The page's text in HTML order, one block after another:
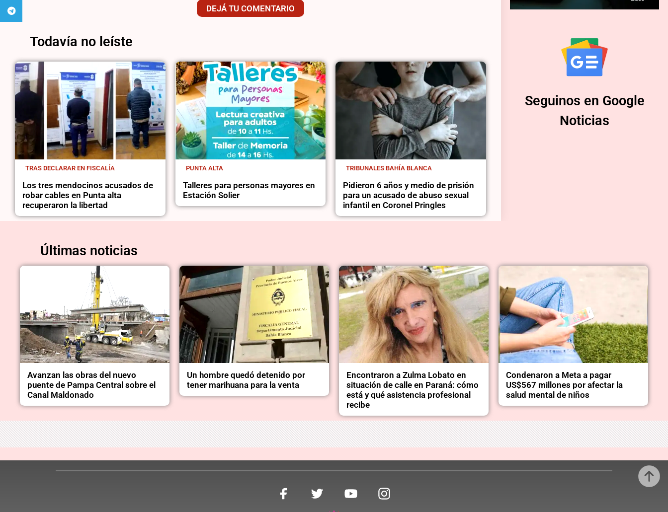
DEJÁ TU COMENTARIO
Todavía no leíste
TRAS DECLARAR EN FISCALÍA
Los tres mendocinos acusados de
robar cables en Punta alta
recuperaron la libertad
PUNTA ALTA
Talleres para personas mayores en
Estación Solier
TRIBUNALES BAHÍA BLANCA
Pidieron 6 años y medio de prisión
para un acusado de abuso sexual
infantil en Coronel Pringles
Seguinos en Google
Noticias
Últimas noticias
Avanzan las obras del nuevo
puente de Pampa Central sobre el
Canal Maldonado
Un hombre quedó detenido por
tener marihuana para la venta
Encontraron a Zulma Lobato en
situación de calle en Paraná: cómo
está y qué asistencia profesional
recibe
Condenaron a Meta a pagar
US$567 millones por afectar la
salud mental de niños